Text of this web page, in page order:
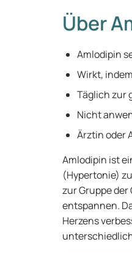
Über
Amlodipin
Wirkt,
Täglich zur
Nicht
Ärztin oder
Amlodipin ist
(Hypertonie)
zur Gruppe
entspannen.
Herzens